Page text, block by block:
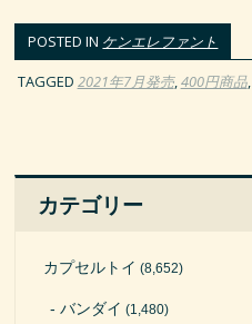
POSTED IN ケンエレファント
TAGGED 2021年7月発売,400円商品,
カテゴリー
カプセルトイ (8,652)
バンダイ (1,480)